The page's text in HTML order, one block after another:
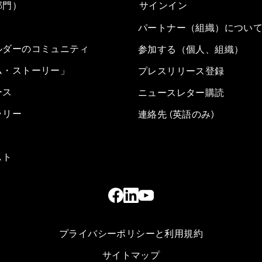
）
ーのコミュニティ
ストーリー」
リー
サインイン
パートナー（組織）につい
参加する（個人、組織）
プレスリリース登録
ニュースレター購読
連絡先 (英語のみ)
プライバシーポリシーと利用規約
サイトマップ